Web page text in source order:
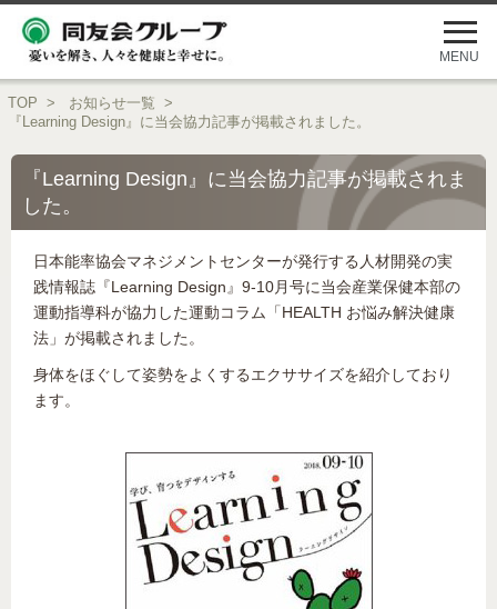
メ
ニ
ュ
ー
MENU
TOP > お知らせ一覧 >
『Learning Design』に当会協力記事が掲載されました。
『Learning Design』に当会協力記事が掲載されま
した。
日本能率協会マネジメントセンターが発行する人材開発の実
践情報誌『Learning Design』9-10月号に当会産業保健本部の
運動指導科が協力した運動コラム「HEALTH お悩み解決健康
法」が掲載されました。
身体をほぐして姿勢をよくするエクササイズを紹介しており
ます。